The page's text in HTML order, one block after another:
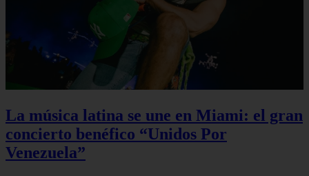
La música latina se une en Miami: el gran
concierto benéfico “Unidos Por
Venezuela”